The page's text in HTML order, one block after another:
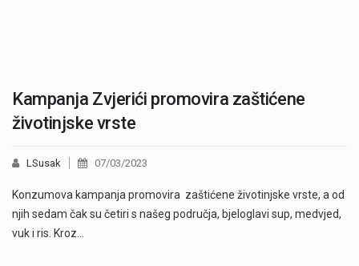
Kampanja Zvjerići promovira zaštićene
životinjske vrste
LSusak 07/03/2023
Konzumova kampanja promovira zaštićene životinjske vrste, a od
njih sedam čak su četiri s našeg područja, bjeloglavi sup, medvjed,
vuk i ris. Kroz…